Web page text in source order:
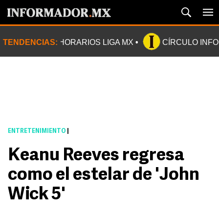
TENDENCIAS: HORARIOS LIGA MX CÍRCULO
ENTRETENIMIENTO
Keanu Reeves regresa
como el estelar de 'John
Wick 5'